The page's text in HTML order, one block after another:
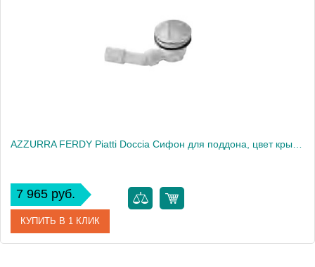
7 965 руб.
КУПИТЬ В 1 КЛИК